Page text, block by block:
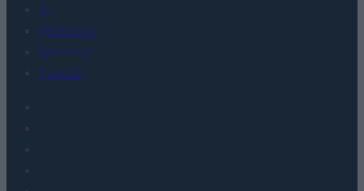
AI
Redakcja
Reklama
Kontakt